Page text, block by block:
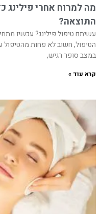
מה למרוח אחרי פילינג
התוצאה?
עשיתם טיפול פילינג? עכשיו
הטיפול, חשוב לא פחות
במצב סופר רגיש,
קרא עוד »